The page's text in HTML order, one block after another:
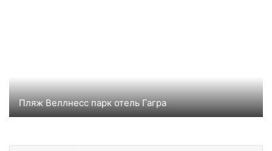
Пляж Веллнесс парк отель Гагра
Пляж отеля парк Гагра Веллнес всего в 50 метрах
уходящее.